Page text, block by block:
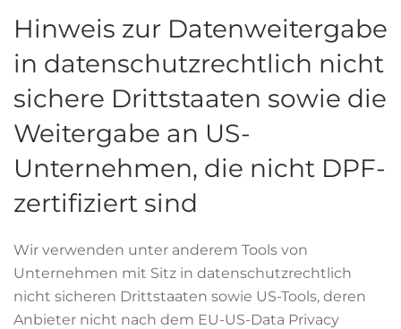
Hinweis zur Datenweitergabe
in datenschutzrechtlich nicht
sichere Drittstaaten sowie die
Weitergabe an US-
Unternehmen, die nicht DPF-
zertifiziert sind
Wir verwenden unter anderem Tools von
Unternehmen mit Sitz in datenschutzrechtlich
nicht sicheren Drittstaaten sowie US-Tools, deren
Anbieter nicht nach dem EU-US-Data Privacy